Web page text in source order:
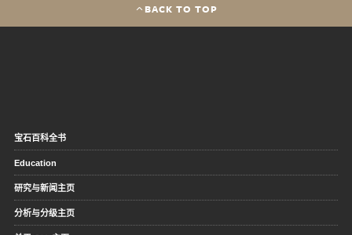
BACK TO TOP
宝石百科全书
Education
研究与新闻主页
分析与分级主页